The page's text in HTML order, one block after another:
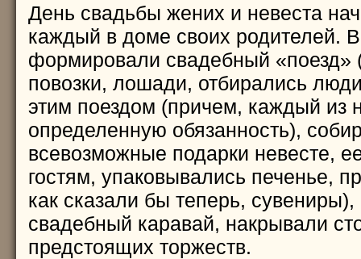
День свадьбы жених и невеста
каждый в доме своих родителей.
формировали свадебный «поезд»
повозки, лошади, отбирались
этим поездом (причем, каждый из
определенную обязанность),
всевозможные подарки невесте,
гостям, упаковывались печенье,
как сказали бы теперь,
свадебный каравай, накрывали
предстоящих торжеств.